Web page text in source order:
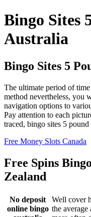
Bingo Sites
Australia
Bingo Sites 5
The ultimate period of
method nevertheless, you
navigation options to
Pay attention to each
traced, bingo sites 5
Free Money Slots Canada
Free Spins
Zealand
No deposit
online bingo
Well cover
the